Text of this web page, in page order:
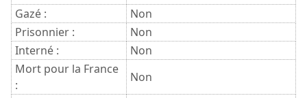
Gazé :
Non
Prisonnier :
Non
Interné :
Non
Mort pour la France
:
Non